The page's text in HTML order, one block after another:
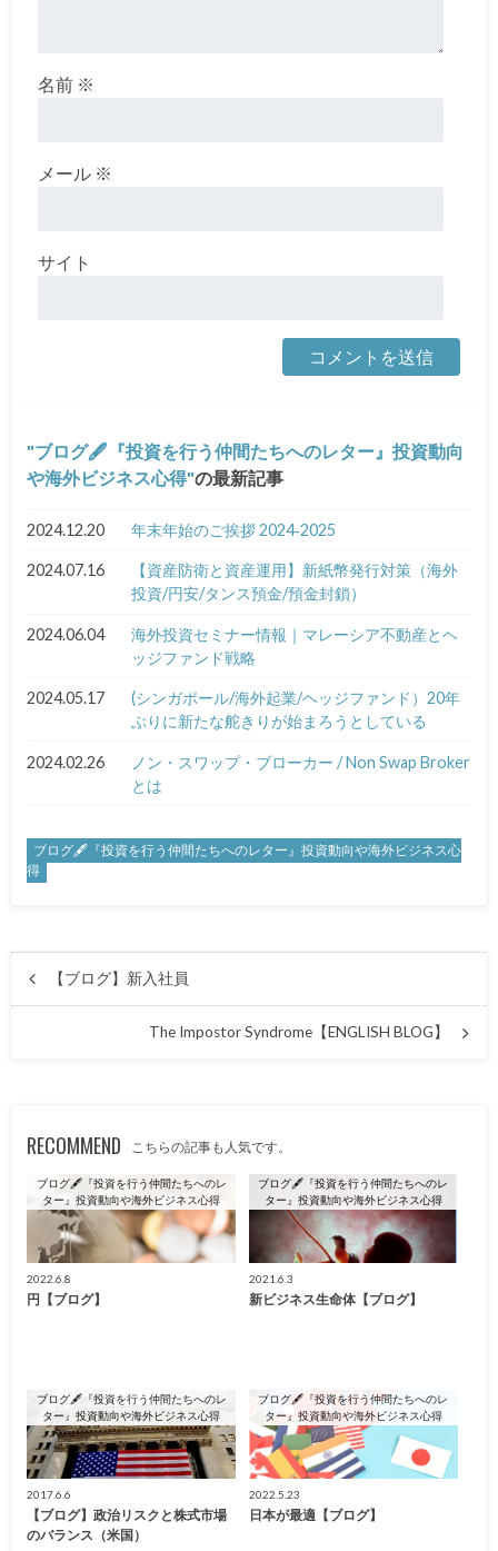
名前 ※
メール ※
サイト
ブログ🖋『投資を行う仲間たちへのレター』投資動向
や海外ビジネス心得 の最新記事
2024.12.20 年末年始のご挨拶 2024‐2025
2024.07.16
【資産防衛と資産運用】新紙幣発行対策（海外
投資/円安/タンス預金/預金封鎖）
2024.06.04
海外投資セミナー情報｜マレーシア不動産とヘ
ッジファンド戦略
2024.05.17
(シンガポール/海外起業/ヘッジファンド）20年
ぶりに新たな舵きりが始まろうとしている
2024.02.26
ノン・スワップ・ブローカー / Non Swap Broker
とは
ブログ🖋『投資を行う仲間たちへのレター』投資動向や海外ビジネス心
得
【ブログ】新入社員
The Impostor Syndrome【ENGLISH BLOG】
RECOMMEND こちらの記事も人気です。
ブログ🖋『投資を行う仲間たちへのレ
ター』投資動向や海外ビジネス心得
2022.6.8
円【ブログ】
ブログ🖋『投資を行う仲間たちへのレ
ター』投資動向や海外ビジネス心得
2021.6.3
新ビジネス生命体【ブログ】
ブログ🖋『投資を行う仲間たちへのレ
ター』投資動向や海外ビジネス心得
2017.6.6
【ブログ】政治リスクと株式市場
のバランス（米国）
ブログ🖋『投資を行う仲間たちへのレ
ター』投資動向や海外ビジネス心得
2022.5.23
日本が最適【ブログ】